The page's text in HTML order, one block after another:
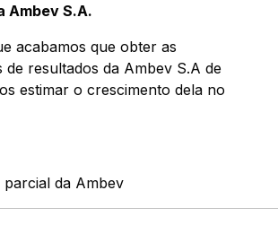
Ambev S.A.
acabamos que obter as
de resultados da Ambev S.A de
estimar o crescimento dela no
parcial da Ambev